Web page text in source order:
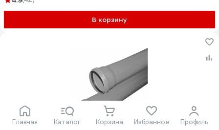
Главная Каталог Корзина Избранное Профиль
В корзину
-32%